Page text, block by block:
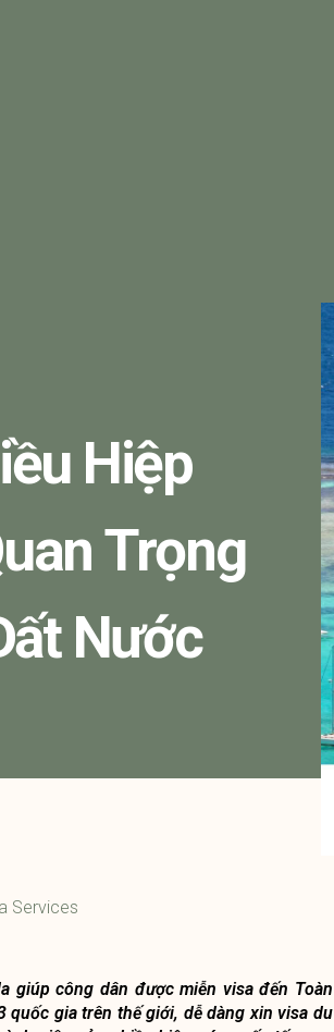
Hiệp
Trọng
Nước
Services
giúp công dân được miễn visa đến Toàn
quốc gia trên thế giới, dễ dàng xin visa du